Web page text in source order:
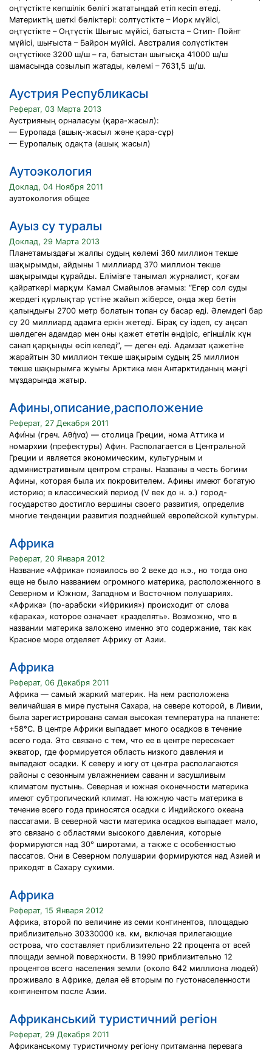
оңтүстікте көпшілік бөлігі жататындай етіп кесіп өтеді.
Материктің шеткі бөліктері: солтүстікте – Иорк мүйісі,
оңтүстікте – Оңтүстік Шығыс мүйісі, батыста – Стип- Пойнт
мүйісі, шығыста – Байрон мүйісі. Австралия солүстіктен
оңтүстікке 3200 ш/ш – ға, батыстан шығысқа 41000 ш/ш
шамасында созылып жатады, көлемі – 7631,5 ш/ш.
Аустрия Республикасы
Реферат, 03 Марта 2013
Аустрияның орналасуы (қара-жасыл):
— Еуропада (ашық-жасыл және қара-сұр)
— Еуропалық одақта (ашық жасыл)
Аутоэкология
Доклад, 04 Ноября 2011
ауэтокология общее
Ауыз су туралы
Доклад, 29 Марта 2013
Планетамыздағы жалпы судың көлемi 360 миллион текше
шақырымды, айдыны 1 миллиард 370 миллион текше
шақырымды құрайды. Елiмiзге танымал журналист, қоғам
қайраткерi марқұм Камал Смайылов ағамыз: “Егер сол суды
жердегi құрлықтар үстiне жайып жiберсе, онда жер бетiн
қалыңдығы 2700 метр болатын топан су басар едi. Әлемдегi бар
су 20 миллиард адамға еркiн жетедi. Бiрақ су iздеп, су аңсап
шөлдеген адамдар мен оны қажет ететiн өндiрiс, егiншiлiк күн
санап қарқынды өсiп келедi”, — деген едi. Адамзат қажетiне
жарайтын 30 миллион текше шақырым судың 25 миллион
текше шақырымға жуығы Арктика мен Антарктиданың мәңгi
мұздарында жатыр.
Афины,описание,расположение
Реферат, 27 Декабря 2011
Афи́ны (греч. Αθήνα) — столица Греции, нома Аттика и
номархии (префектуры) Афин. Располагается в Центральной
Греции и является экономическим, культурным и
административным центром страны. Названы в честь богини
Афины, которая была их покровителем. Афины имеют богатую
историю; в классический период (V век до н. э.) город-
государство достигло вершины своего развития, определив
многие тенденции развития позднейшей европейской культуры.
Африка
Реферат, 20 Января 2012
Название «Африка» появилось во 2 веке до н.э., но тогда оно
еще не было названием огромного материка, расположенного в
Северном и Южном, Западном и Восточном полушариях.
«Африка» (по-арабски «Ифрикия») происходит от слова
«фарака», которое означает «разделять». Возможно, что в
названии материка заложено именно это содержание, так как
Красное море отделяет Африку от Азии.
Африка
Реферат, 06 Декабря 2011
Африка — самый жаркий материк. На нем расположена
величайшая в мире пустыня Сахара, на севере которой, в Ливии,
была зарегистрирована самая высокая температура на планете:
+58°С. В центре Африки выпадает много осадков в течение
всего года. Это связано с тем, что ее в центре пересекает
экватор, где формируется область низкого давления и
выпадают осадки. К северу и югу от центра располагаются
районы с сезонным увлажнением саванн и засушливым
климатом пустынь. Северная и южная оконечности материка
имеют субтропический климат. На южную часть материка в
течение всего года приносятся осадки с Индийского океана
пассатами. В северной части материка осадков выпадает мало,
это связано с областями высокого давления, которые
формируются над 30° широтами, а также с особенностью
пассатов. Они в Северном полушарии формируются над Азией и
приходят в Сахару сухими.
Африка
Реферат, 15 Января 2012
Африка, второй по величине из семи континентов, площадью
приблизительно 30330000 кв. км, включая прилегающие
острова, что составляет приблизительно 22 процента от всей
площади земной поверхности. В 1990 приблизительно 12
процентов всего населения земли (около 642 миллиона людей)
проживало в Африке, делая её вторым по густонаселенности
континентом после Азии.
Африканський туристичний регіон
Реферат, 29 Декабря 2011
Африканському туристичному регіону притаманна перевага